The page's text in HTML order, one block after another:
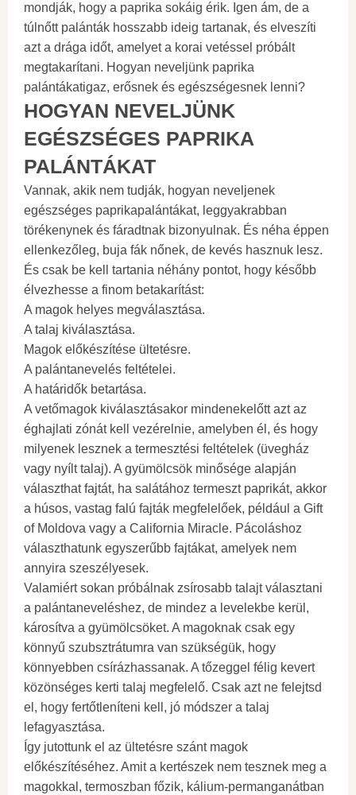
mondják, hogy a paprika sokáig érik. Igen ám, de a
túlnőtt palánták hosszabb ideig tartanak, és elveszíti
azt a drága időt, amelyet a korai vetéssel próbált
megtakarítani. Hogyan neveljünk paprika
palántákatigaz, erősnek és egészségesnek lenni?
HOGYAN NEVELJÜNK
EGÉSZSÉGES PAPRIKA
PALÁNTÁKAT
Vannak, akik nem tudják, hogyan neveljenek
egészséges paprikapalántákat, leggyakrabban
törékenynek és fáradtnak bizonyulnak. És néha éppen
ellenkezőleg, buja fák nőnek, de kevés hasznuk lesz.
És csak be kell tartania néhány pontot, hogy később
élvezhesse a finom betakarítást:
A magok helyes megválasztása.
A talaj kiválasztása.
Magok előkészítése ültetésre.
A palántanevelés feltételei.
A határidők betartása.
A vetőmagok kiválasztásakor mindenekelőtt azt az
éghajlati zónát kell vezérelnie, amelyben él, és hogy
milyenek lesznek a termesztési feltételek (üvegház
vagy nyílt talaj). A gyümölcsök minősége alapján
választhat fajtát, ha salátához termeszt paprikát, akkor
a húsos, vastag falú fajták megfelelőek, például a Gift
of Moldova vagy a California Miracle. Pácoláshoz
választhatunk egyszerűbb fajtákat, amelyek nem
annyira szeszélyesek.
Valamiért sokan próbálnak zsírosabb talajt választani
a palántaneveléshez, de mindez a levelekbe kerül,
károsítva a gyümölcsöket. A magoknak csak egy
könnyű szubsztrátumra van szükségük, hogy
könnyebben csírázhassanak. A tőzeggel félig kevert
közönséges kerti talaj megfelelő. Csak azt ne felejtsd
el, hogy fertőtleníteni kell, jó módszer a talaj
lefagyasztása.
Így jutottunk el az ültetésre szánt magok
előkészítéséhez. Amit a kertészek nem tesznek meg a
magokkal, termoszban főzik, kálium-permanganátban